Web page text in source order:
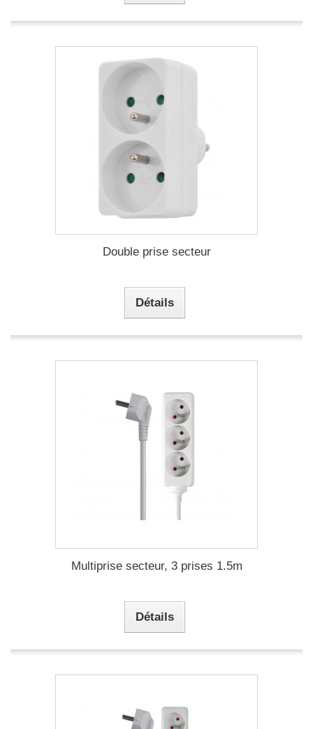
Double prise secteur
Détails
Multiprise secteur, 3 prises 1.5m
Détails